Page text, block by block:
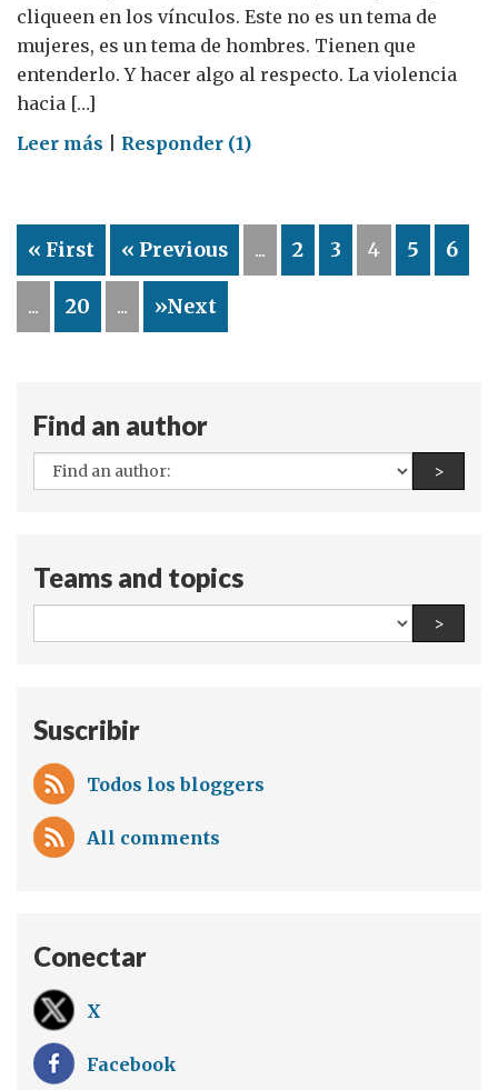
cliqueen en los vínculos. Este no es un tema de
mujeres, es un tema de hombres. Tienen que
entenderlo. Y hacer algo al respecto. La violencia
hacia […]
Leer más on
las
mujeres
–
es
Responder (1)
« First « Previous ... 2 3 4 5 6
... 20 ... »Next
Find an author
All
authors:
>Find
Teams and topics
All
teams
>Find
Suscribir
Todos los bloggers
All comments
Conectar
X
Facebook